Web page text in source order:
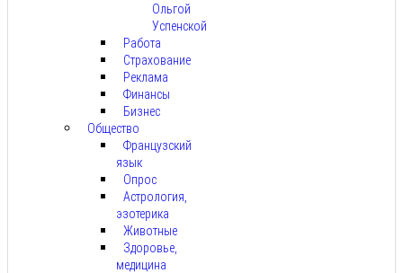
Ольгой
Успенской
Работа
Страхование
Реклама
Финансы
Бизнес
Общество
Французский
язык
Опрос
Астрология,
эзотерика
Животные
Здоровье,
медицина